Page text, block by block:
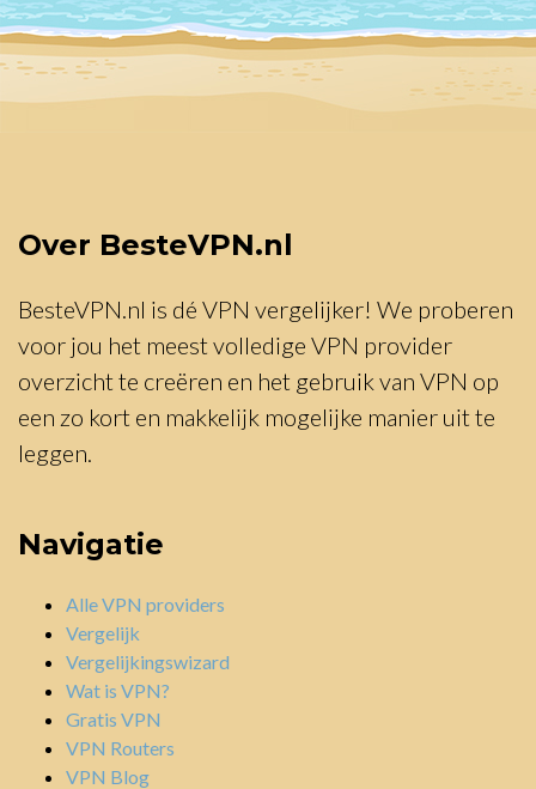
Over BesteVPN.nl
BesteVPN.nl is dé VPN vergelijker! We proberen
voor jou het meest volledige VPN provider
overzicht te creëren en het gebruik van VPN op
een zo kort en makkelijk mogelijke manier uit te
leggen.
Navigatie
Alle VPN providers
Vergelijk
Vergelijkingswizard
Wat is VPN?
Gratis VPN
VPN Routers
VPN Blog